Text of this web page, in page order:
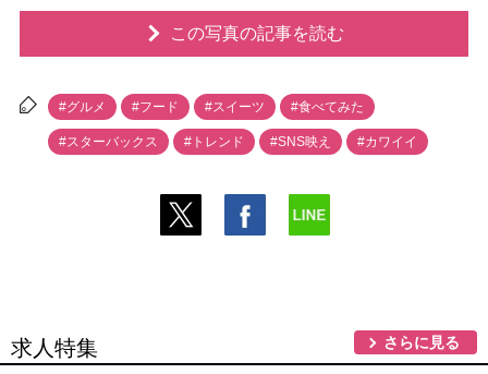
この写真の記事を読む
#グルメ #フード #スイーツ #食べてみた
#スターバックス #トレンド #SNS映え #カワイイ
求人特集 さらに見る